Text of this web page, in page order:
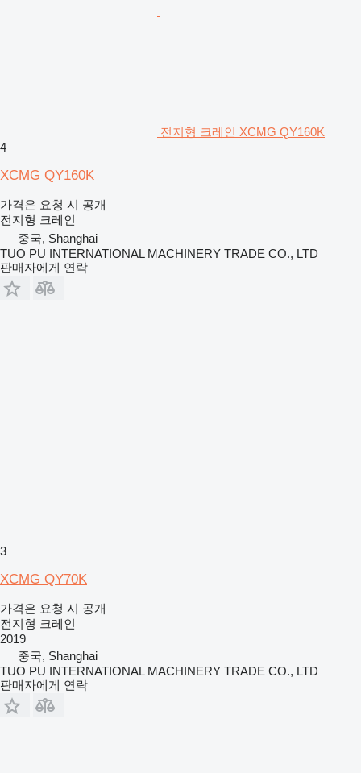
전지형 크레인 XCMG QY160K
4
XCMG QY160K
가격은 요청 시 공개
전지형 크레인
중국, Shanghai
TUO PU INTERNATIONAL MACHINERY TRADE CO., LTD
판매자에게 연락
3
XCMG QY70K
가격은 요청 시 공개
전지형 크레인
2019
중국, Shanghai
TUO PU INTERNATIONAL MACHINERY TRADE CO., LTD
판매자에게 연락